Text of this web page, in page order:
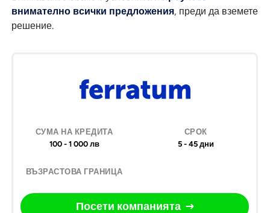
внимателно всички предложения, преди да вземете
решение.
100 - 1 000 лв 5 - 45 дни
Посети компанията